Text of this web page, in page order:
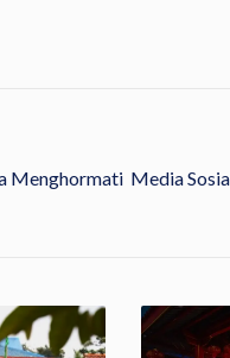
Menghormati Media